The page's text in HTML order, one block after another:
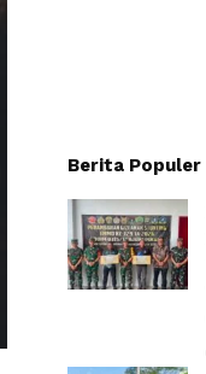
Berita Populer